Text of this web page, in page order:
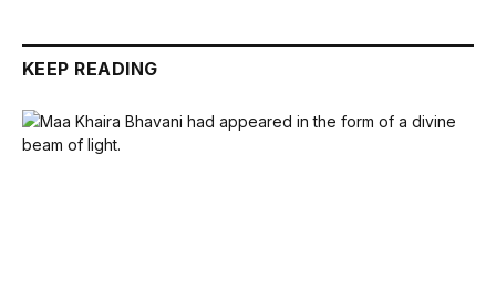
KEEP READING